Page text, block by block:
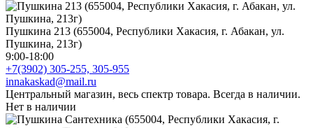
Пушкина 213 (655004, Республики Хакасия, г. Абакан, ул.
Пушкина, 213г)
9:00-18:00
+7(3902) 305-255, 305-955
innakaskad@mail.ru
Центральный магазин, весь спектр товара. Всегда в наличии.
Нет в наличии